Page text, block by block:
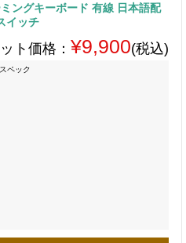
ングキーボード 有線 日本語配
イッチ
ト価格： ¥9,900(税込)
スペック